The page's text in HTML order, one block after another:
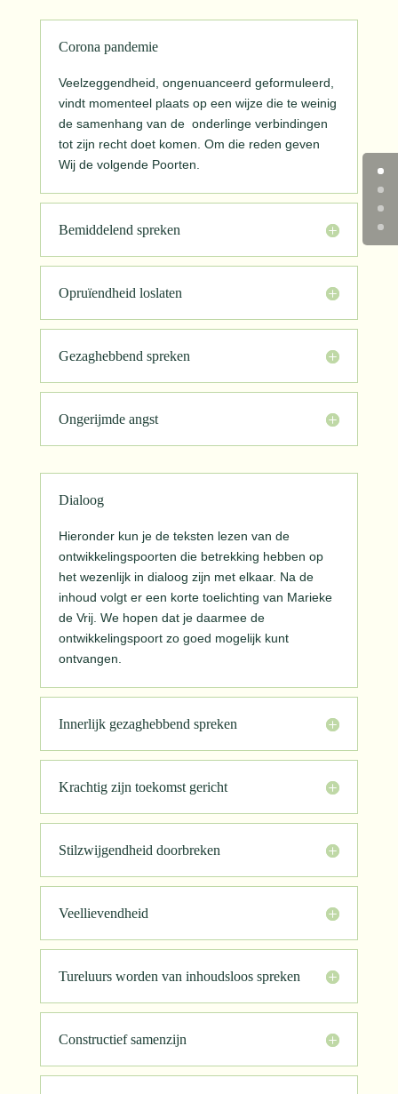
Corona pandemie
Veelzeggendheid, ongenuanceerd geformuleerd,
vindt momenteel plaats op een wijze die te weinig
de samenhang van de onderlinge verbindingen
tot zijn recht doet komen. Om die reden geven
Wij de volgende Poorten.
Bemiddelend spreken
Opruïendheid loslaten
Gezaghebbend spreken
Ongerijmde angst
Dialoog
Hieronder kun je de teksten lezen van de
ontwikkelingspoorten die betrekking hebben op
het wezenlijk in dialoog zijn met elkaar. Na de
inhoud volgt er een korte toelichting van Marieke
de Vrij. We hopen dat je daarmee de
ontwikkelingspoort zo goed mogelijk kunt
ontvangen.
Innerlijk gezaghebbend spreken
Krachtig zijn toekomst gericht
Stilzwijgendheid doorbreken
Veellievendheid
Tureluurs worden van inhoudsloos spreken
Constructief samenzijn